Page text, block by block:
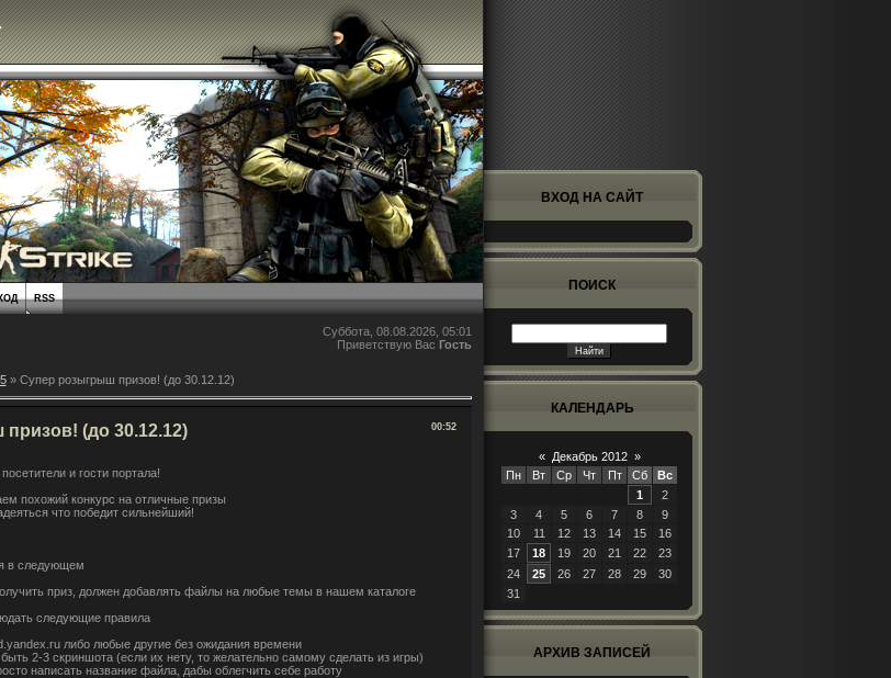
RSS
Суббота, 08.08.2026, 05:01
Приветствую Вас Гость
» Супер розыгрыш призов! (до 30.12.12)
00:52
(до 30.12.12)
и гости портала!
похожий конкурс на отличные призы
что победит сильнейший!
в следующем
приз, должен добавлять файлы на любые темы в нашем каталоге
следующие правила
либо любые другие без ожидания времени
2-3 скриншота (если их нету, то желательно самому сделать из игры)
написать название файла, дабы облегчить себе работу
ВХОД НА САЙТ
ПОИСК
КАЛЕНДАРЬ
« Декабрь 2012 »
Пн
Вт Ср Чт Пт Сб
Вс
1
2
3
4 5 6 7 8
9
10
11 12 13 14 15
16
17
18 19 20 21 22
23
24
25 26 27 28 29
30
31
АРХИВ ЗАПИСЕЙ